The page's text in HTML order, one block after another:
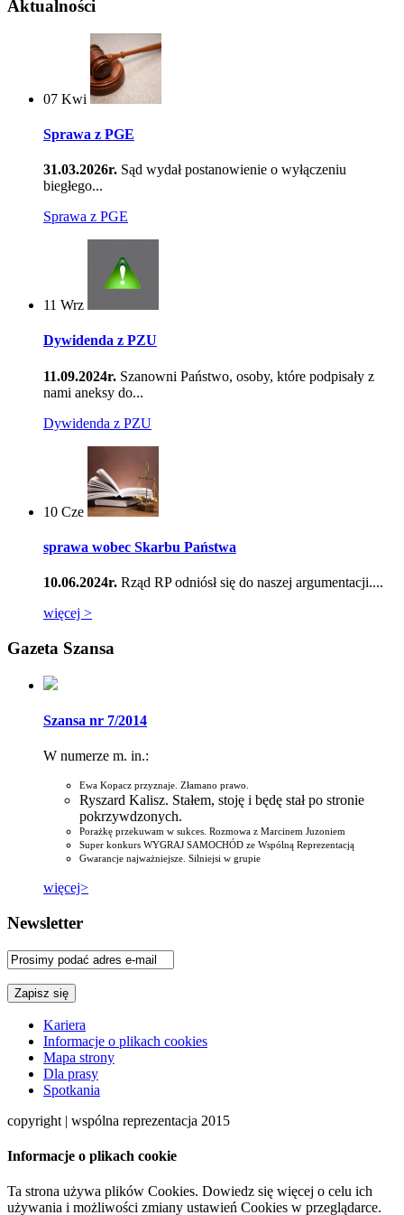
Aktualności
07 Kwi
Sprawa z PGE
31.03.2026r. Sąd wydał postanowienie o wyłączeniu
biegłego...
Sprawa z PGE
11 Wrz
Dywidenda z PZU
11.09.2024r. Szanowni Państwo, osoby, które podpisały z
nami aneksy do...
Dywidenda z PZU
10 Cze
sprawa wobec Skarbu Państwa
10.06.2024r. Rząd RP odniósł się do naszej argumentacji....
więcej >
Gazeta Szansa
Szansa nr 7/2014
W numerze m. in.:
Ewa Kopacz przyznaje. Złamano prawo.
Ryszard Kalisz. Stałem, stoję i będę stał po stronie
pokrzywdzonych.
Porażkę przekuwam w sukces. Rozmowa z Marcinem Juzoniem
Super konkurs WYGRAJ SAMOCHÓD ze Wspólną Reprezentacją
Gwarancje najważniejsze. Silniejsi w grupie
więcej>
Newsletter
Kariera
Informacje o plikach cookies
Mapa strony
Dla prasy
Spotkania
copyright | wspólna reprezentacja 2015
Informacje o plikach cookie
Ta strona używa plików Cookies. Dowiedz się więcej o celu ich
używania i możliwości zmiany ustawień Cookies w przeglądarce.